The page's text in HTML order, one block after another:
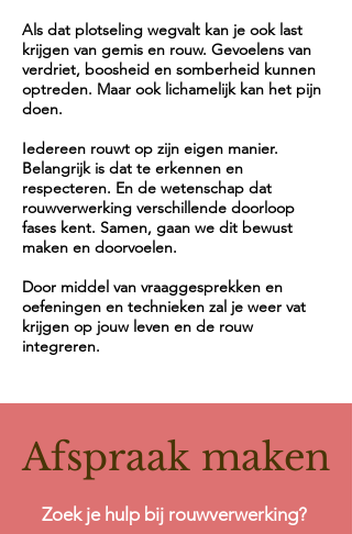
Als dat plotseling wegvalt kan je ook last
krijgen van gemis en rouw. Gevoelens van
verdriet, boosheid en somberheid kunnen
optreden. Maar ook lichamelijk kan het pijn
doen.
Iedereen rouwt op zijn eigen manier.
Belangrijk is dat te erkennen en
respecteren. En de wetenschap dat
rouwverwerking verschillende doorloop
fases kent. Samen, gaan we dit bewust
maken en doorvoelen.
Door middel van vraaggesprekken en
oefeningen en technieken zal je weer vat
krijgen op jouw leven en de rouw
integreren.
Afspraak maken
Zoek je hulp bij rouwverwerking?